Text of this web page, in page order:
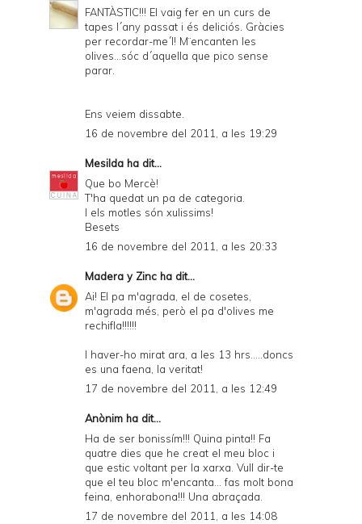
FANTÀSTIC!!! El vaig fer en un curs de
tapes l´any passat i és deliciós. Gràcies
per recordar-me´l! M¨encanten les
olives...sóc d´aquella que pico sense
parar.
Ens veiem dissabte.
16 de novembre del 2011, a les 19:29
Mesilda ha dit...
Que bo Mercè!
T'ha quedat un pa de categoria.
I els motles són xulissims!
Besets
16 de novembre del 2011, a les 20:33
Madera y Zinc ha dit...
Ai! El pa m'agrada, el de cosetes,
m'agrada més, però el pa d'olives me
rechifla!!!!!!
I haver-ho mirat ara, a les 13 hrs.....doncs
es una faena, la veritat!
17 de novembre del 2011, a les 12:49
Anònim ha dit...
Ha de ser bonissím!!! Quina pinta!! Fa
quatre dies que he creat el meu bloc i
que estic voltant per la xarxa. Vull dir-te
que el teu bloc m'encanta... fas molt bona
feina, enhorabona!!! Una abraçada.
17 de novembre del 2011, a les 14:08